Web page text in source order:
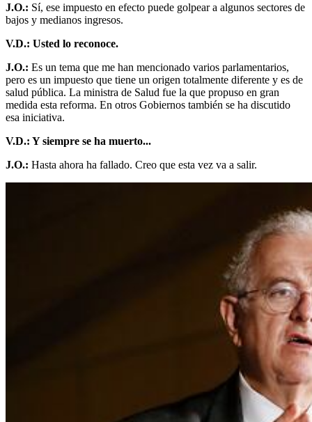
J.O.: Sí, ese impuesto en efecto puede golpear a algunos sectores de
bajos y medianos ingresos.
V.D.: Usted lo reconoce.
J.O.: Es un tema que me han mencionado varios parlamentarios,
pero es un impuesto que tiene un origen totalmente diferente y es de
salud pública. La ministra de Salud fue la que propuso en gran
medida esta reforma. En otros Gobiernos también se ha discutido
esa iniciativa.
V.D.: Y siempre se ha muerto...
J.O.: Hasta ahora ha fallado. Creo que esta vez va a salir.